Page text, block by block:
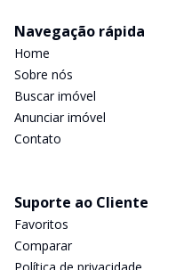
Navegação rápida
Home
Sobre nós
Buscar imóvel
Anunciar imóvel
Contato
Suporte ao Cliente
Favoritos
Comparar